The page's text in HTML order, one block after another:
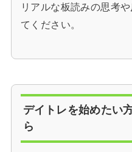
リアルな板読みの思考
てください。
デイトレを始めたい
ら